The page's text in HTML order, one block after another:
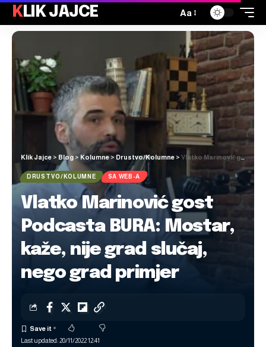
KLIK JAJCE Aa
Klik Jajce > Blog > Kolumne> Drustvo/Kolumne > Vlatko Marinović gost Podcasta BURA: Mostar, kaže, nije grad slučaj, nego grad primjer
DRUSTVO/KOLUMNE SA WEB-A
Vlatko Marinović gost
Podcasta BURA: Mostar,
kaže, nije grad slučaj,
nego grad primjer
Last updated: 20/11/2022 12:41